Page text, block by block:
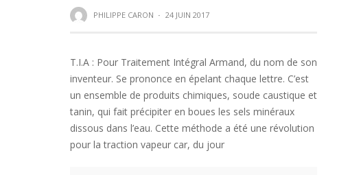
PHILIPPE CARON · 24 JUIN 2017
T.I.A : Pour Traitement Intégral Armand, du nom de son
inventeur. Se prononce en épelant chaque lettre. C’est
un ensemble de produits chimiques, soude caustique et
tanin, qui fait précipiter en boues les sels minéraux
dissous dans l’eau. Cette méthode a été une révolution
pour la traction vapeur car, du jour